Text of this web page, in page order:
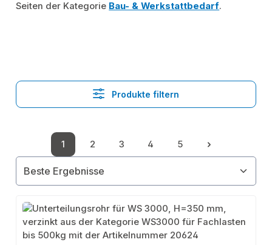
Seiten der Kategorie Bau- & Werkstattbedarf.
Produkte filtern
Seite
1
Seite
2
Seite
3
Seite
4
Seite
5